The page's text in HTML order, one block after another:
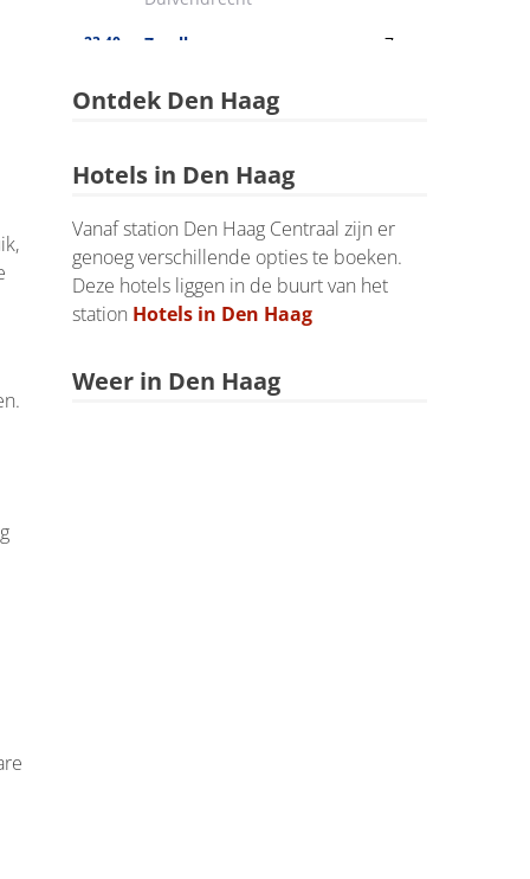
Ontdek Den Haag
Hotels in Den Haag
Vanaf station Den Haag Centraal zijn er
genoeg verschillende opties te boeken.
Deze hotels liggen in de buurt van het
station Hotels in Den Haag
Weer in Den Haag